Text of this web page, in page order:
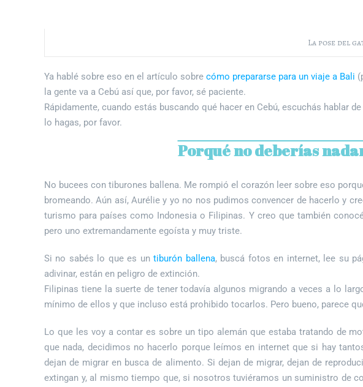
La pose del
Ya hablé sobre eso en el artículo sobre cómo prepararse para un viaje a Bali
la gente va a Cebú así que, por favor, sé paciente.
Rápidamente, cuando estás buscando qué hacer en Cebú, escuchás hablar
lo hagas, por favor.
Porqué no deberías
No bucees con tiburones ballena. Me rompió el corazón leer sobre eso
bromeando. Aún así, Aurélie y yo no nos pudimos convencer de hacerlo y
turismo para países como Indonesia o Filipinas. Y creo que también
pero uno extremandamente egoísta y muy triste.
Si no sabés lo que es untiburón ballena, buscá fotos en internet, lee su
adivinar, están en peligro de extinción.
Filipinas tiene la suerte de tener todavía algunos migrando a veces a lo
mínimo de ellos y que incluso está prohibido tocarlos. Pero bueno, parece
Lo que les voy a contar es sobre un tipo alemán que estaba tratando de
que nada, decidimos no hacerlo porque leímos en internet que si hay
dejan de migrar en busca de alimento. Si dejan de migrar, dejan de
extingan y, al mismo tiempo que, si nosotros tuviéramos un suministro de